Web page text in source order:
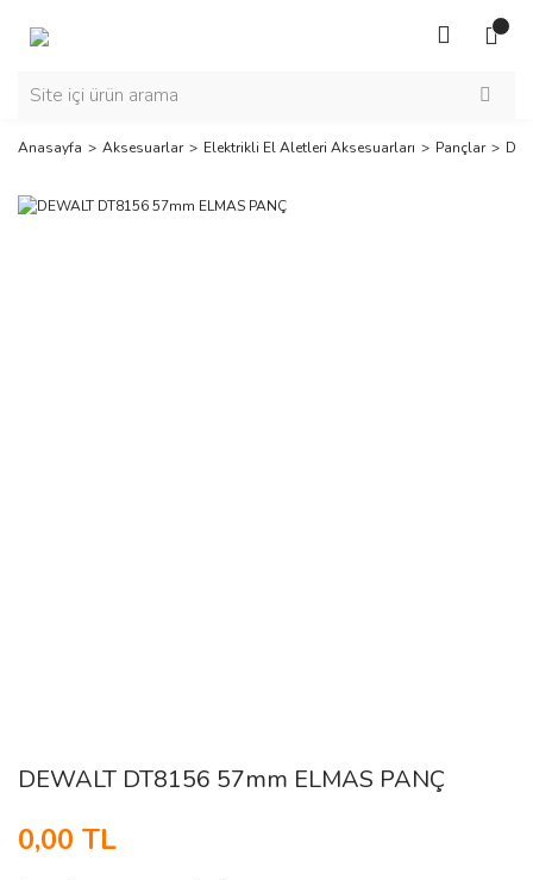
Anasayfa Aksesuarlar Elektrikli El Aletleri Aksesuarları Pançlar
DEWALT DT8156 57mm ELMAS PANÇ
0,00 TL